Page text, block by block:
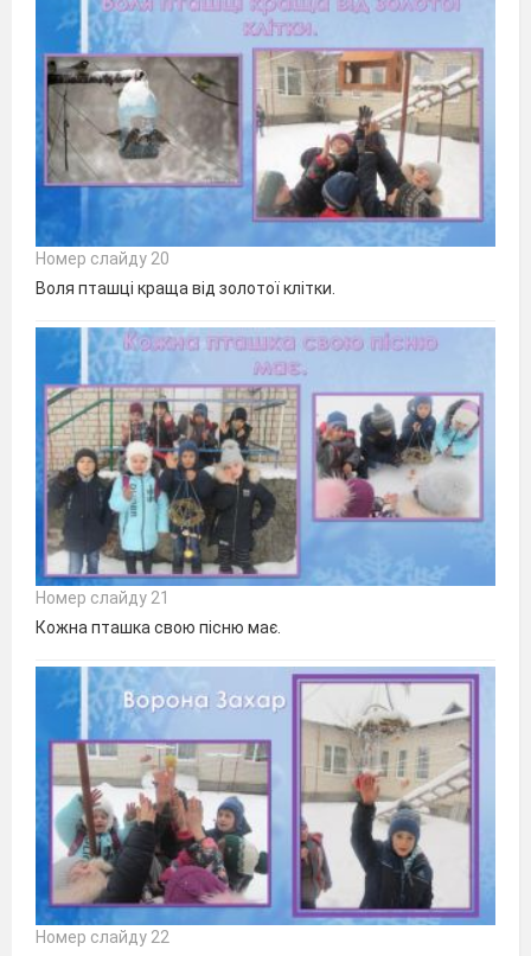
Номер слайду 20
Воля пташці краща від золотої клітки.
Номер слайду 21
Кожна пташка свою пісню має.
Номер слайду 22